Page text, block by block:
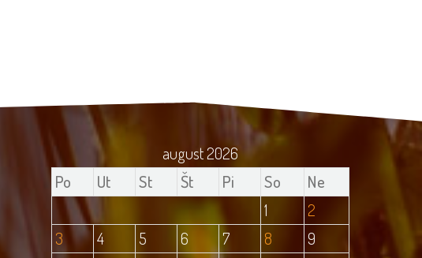
august 2026
Po
Ut St Št Pi So
Ne
1
2
3
4 5 6 7 8
9